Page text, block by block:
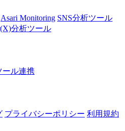
Asari Monitoring SNS分析ツール
分析ツール
ール連携
プライバシーポリシー 利用規約